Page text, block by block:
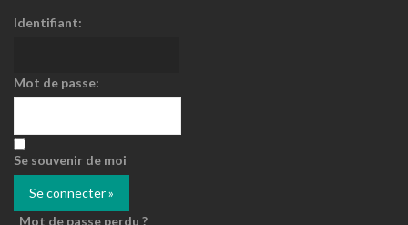
Identifiant:
Mot de passe:
Se souvenir de moi
Mot de passe perdu ?